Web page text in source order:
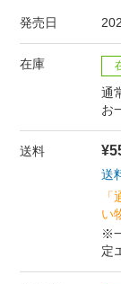
発売日
在庫
通
お
送料
送
い
※
定